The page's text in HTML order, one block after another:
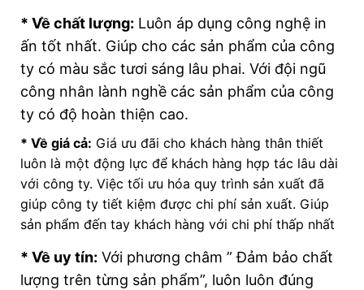
* Về chất lượng: Luôn áp dụng công nghệ in
ấn tốt nhất. Giúp cho các sản phẩm của công
ty có màu sắc tươi sáng lâu phai. Với đội ngũ
công nhân lành nghề các sản phẩm của công
ty có độ hoàn thiện cao.
* Về giá cả: Giá ưu đãi cho khách hàng thân thiết
luôn là một động lực để khách hàng hợp tác lâu dài
với công ty. Việc tối ưu hóa quy trình sản xuất đã
giúp công ty tiết kiệm được chi phí sản xuất. Giúp
sản phẩm đến tay khách hàng với chi phí thấp nhất
* Về uy tín: Với phương châm ” Đảm bảo chất
lượng trên từng sản phẩm”, luôn luôn đúng